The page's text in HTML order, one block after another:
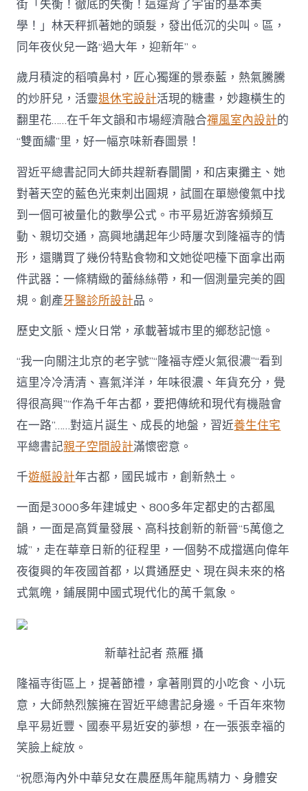
街「失衡！徹底的失衡！這違背了宇宙的基本美
學！」林天秤抓著她的頭髮，發出低沉的尖叫。區，
同年夜伙兒一路“過大年，迎新年”。
歲月積淀的稻噴鼻村，匠心獨運的景泰藍，熱氣騰騰
的炒肝兒，活靈退休宅設計活現的糖畫，妙趣橫生的
翻里花……在千年文韻和市場經濟融合禪風室內設計的
“雙面繡”里，好一幅京味新春圖景！
習近平總書記同大師共趕新春闤闠，和店東攤主、她
對著天空的藍色光束刺出圓規，試圖在單戀傻氣中找
到一個可被量化的數學公式。市平易近游客頻頻互
動、親切交通，高興地講起年少時屢次到隆福寺的情
形，還購買了幾份特點食物和文她從吧檯下面拿出兩
件武器：一條精緻的蕾絲絲帶，和一個測量完美的圓
規。創產牙醫診所設計品。
歷史文脈、煙火日常，承載著城市里的鄉愁記憶。
“我一向關注北京的老字號”“隆福寺煙火氣很濃”“看到
這里冷冷清清、喜氣洋洋，年味很濃、年貨充分，覺
得很高興”“作為千年古都，要把傳統和現代有機融會
在一路”……對這片誕生、成長的地盤，習近養生住宅
平總書記親子空間設計滿懷密意。
千遊艇設計年古都，國民城市，創新熱土。
一面是3000多年建城史、800多年定都史的古都風
韻，一面是高質量發展、高科技創新的新晉“5萬億之
城”，走在華章日新的征程里，一個勢不成擋邁向偉年
夜復興的年夜國首都，以貫通歷史、現在與未來的格
式氣魄，鋪展開中國式現代化的萬千氣象。
新華社記者 燕雁 攝
隆福寺街區上，提著節禮，拿著剛買的小吃食、小玩
意，大師熱烈簇擁在習近平總書記身邊。千百年來物
阜平易近豐、國泰平易近安的夢想，在一張張幸福的
笑臉上綻放。
“祝愿海內外中華兒女在農歷馬年龍馬精力、身體安